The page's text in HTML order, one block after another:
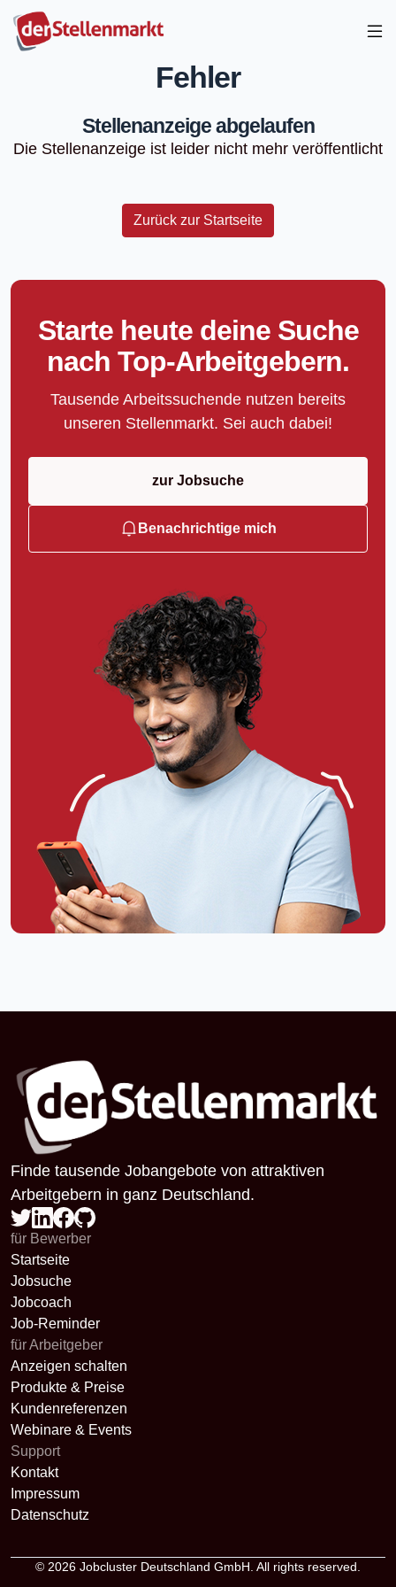
Fehler
Stellenanzeige abgelaufen
Die Stellenanzeige ist leider nicht mehr veröffentlicht
Zurück zur Startseite
Starte heute deine Suche
nach Top-Arbeitgebern.
Tausende Arbeitssuchende nutzen bereits
unseren Stellenmarkt. Sei auch dabei!
zur Jobsuche
Benachrichtige mich
Finde tausende Jobangebote von attraktiven
Arbeitgebern in ganz Deutschland.
für Bewerber
Startseite
Jobsuche
Jobcoach
Job-Reminder
für Arbeitgeber
Anzeigen schalten
Produkte & Preise
Kundenreferenzen
Webinare & Events
Support
Kontakt
Impressum
Datenschutz
© 2026 Jobcluster Deutschland GmbH. All rights reserved.